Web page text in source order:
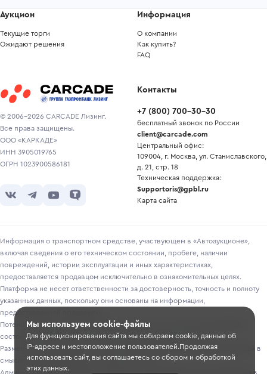
© 2006-2026 CARCADE Лизинг.
Все права защищены.
ООО «КАРКАДЕ»
ИНН 3905019765
ОГРН 1023900586181
Аукцион
Текущие торги
Ожидают решения
Информация
О компании
Как купить?
FAQ
Контакты
+7 (800) 700-30-30
бесплатный звонок по России
client@carcade.com
Центральный офис:
109004, г. Москва, ул. Станиславского,
д. 21, стр. 18
Техническая поддержка:
Supportoris@gpbl.ru
Карта сайта
Информация о транспортном средстве, участвующем в «Автоаукционе»,
включая сведения о его техническом состоянии, пробеге, наличии
повреждений, истории эксплуатации и иных характеристиках,
предоставляется продавцом исключительно в ознакомительных целях.
Платформа не несет ответственности за достоверность, точность и полноту
указанных данных, поскольку они основаны на информации,
предоставленной продавцом.
Потенциальным покупателям рекомендуется самостоятельно проверять
состояние транспортного средства перед участием в торгах.
Размещение информации о лотах на сайте не является публичной офертой в
смысле, предусмотренном ст. 435-437 ГК РФ.
Администрация Платформы оставляет за собой право вносить изменения в
Мы используем cookie-файлы
Для функционирования сайта мы собираем cookie, данные об
IP-адресе и местоположение пользователей.Продолжая
использовать сайт, вы соглашаетесь со сбором и обработкой
этих данных.